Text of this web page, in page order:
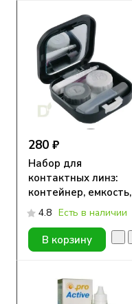
280 ₽
Набор для
контактных линз:
контейнер, емкость,
пинцет
4.8 Есть в наличии
В корзину